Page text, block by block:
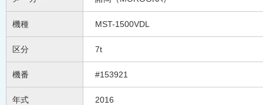
機種 MST-1500VDL
区分 7t
機番 #153921
年式 2016